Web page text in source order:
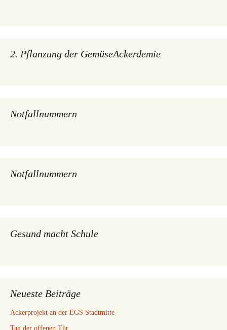
2. Pflanzung der GemüseAckerdemie
Notfallnummern
Notfallnummern
Gesund macht Schule
Neueste Beiträge
Ackerprojekt an der EGS Stadtmitte
Tag der offenen Tür